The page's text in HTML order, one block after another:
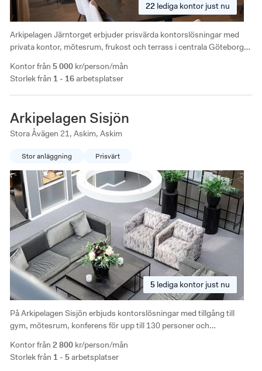
22 lediga kontor just nu
Kontor från 5 000 kr/person/mån
Storlek från 1 - 16arbetsplatser
Arkipelagen Järntorget erbjuder prisvärda kontorslösningar med
privata kontor, mötesrum, frukost och terrass i centrala Göteborg,
utbud av restauranger och service inom gångavstånd.
Arkipelagen Sisjön
Stora Åvägen 21, Askim, Askim
Stor anläggning Prisvärt
5 lediga kontor just nu
Kontor från 2 800 kr/person/mån
Storlek från 1 - 5arbetsplatser
På Arkipelagen Sisjön erbjuds kontorslösningar med tillgång till
gym, mötesrum, konferens för upp till 130 personer och
företagsområde med direkt bussförbindelse till Frölunda Torg.